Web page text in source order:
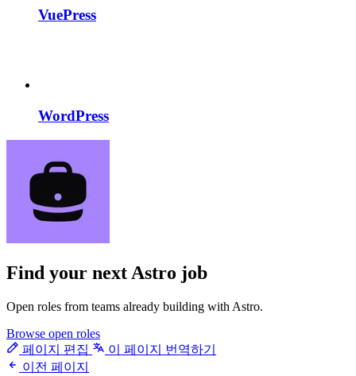
VuePress
WordPress
Find your next Astro job
Open roles from teams already building with Astro.
Browse open roles
페이지 편집
이 페이지 번역하기
이전 페이지